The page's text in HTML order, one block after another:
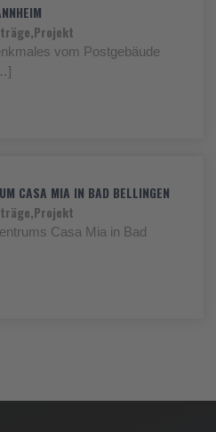
,Projekt
vom Postgebäude
CASA MIA IN BAD BELLINGEN
,Projekt
Casa Mia in Bad